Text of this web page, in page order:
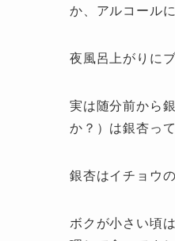
か、アルコール
夜風呂上がりに
実は随分前から
か？）は銀杏っ
銀杏はイチョウ
ボクが小さい頃